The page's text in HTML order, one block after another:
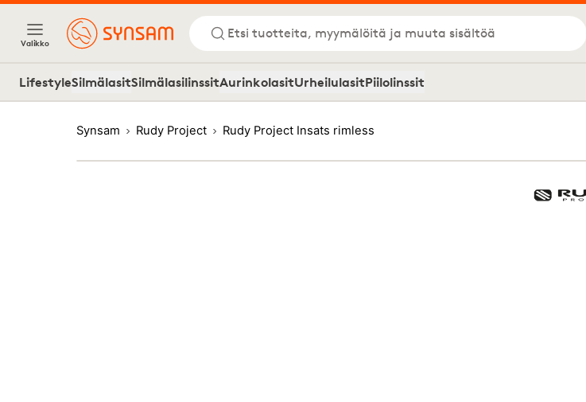
Valikko
Etsi tuotteita, myymälöitä ja muuta sisältöä
LifestyleSilmälasitSilmälasilinssitAurinkolasitUrheilulasitPiilolinssit
Synsam Rudy Project Rudy Project Insats rimless